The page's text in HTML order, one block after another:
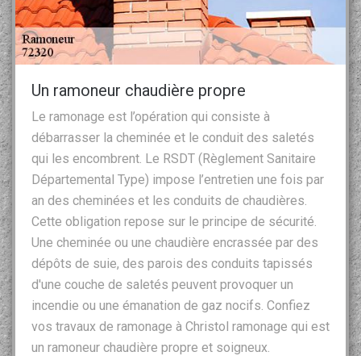
Un ramoneur chaudière propre
Le ramonage est l’opération qui consiste à
débarrasser la cheminée et le conduit des saletés
qui les encombrent. Le RSDT (Règlement Sanitaire
Départemental Type) impose l’entretien une fois par
an des cheminées et les conduits de chaudières.
Cette obligation repose sur le principe de sécurité.
Une cheminée ou une chaudière encrassée par des
dépôts de suie, des parois des conduits tapissés
d'une couche de saletés peuvent provoquer un
incendie ou une émanation de gaz nocifs. Confiez
vos travaux de ramonage à Christol ramonage qui est
un ramoneur chaudière propre et soigneux.